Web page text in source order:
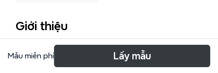
Giới thiệu
The Branches of Philosophy mind map template
covers 8 major branches of philosophy with 21
Mẫu miễn phí Lấy mẫu